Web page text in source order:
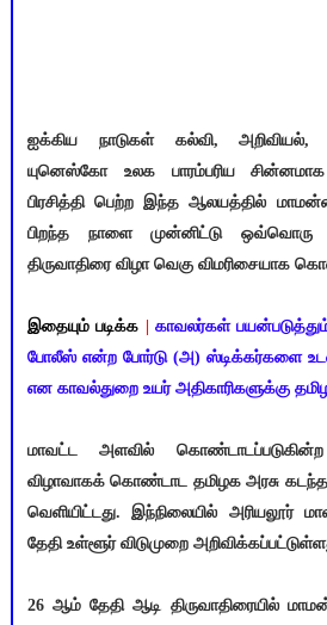
ஐக்கிய நாடுகள் கல்வி, அறிவியல்,
யுனெஸ்கோ உலக பாரம்பரிய சின்னமாக
பிரசித்தி பெற்ற இந்த ஆலயத்தில்
பிறந்த நாளை முன்னிட்டு
திருவாதிரை விழா வெகு விமரிசையாக
இதையும் படிக்க | காவலர்கள்
போலீஸ் என்ற போர்டு (அ) ஸ்டிக்கர்களை
என காவல்துறை உயர் அதிகாரிகளுக்கு
மாவட்ட அளவில்
விழாவாகக் கொண்டாட தமிழக அரசு
வெளியிட்டது. இந்நிலையில் அரியலூர்
தேதி உள்ளூர் விடுமுறை
26 ஆம் தேதி ஆடி திருவாதிரையில்